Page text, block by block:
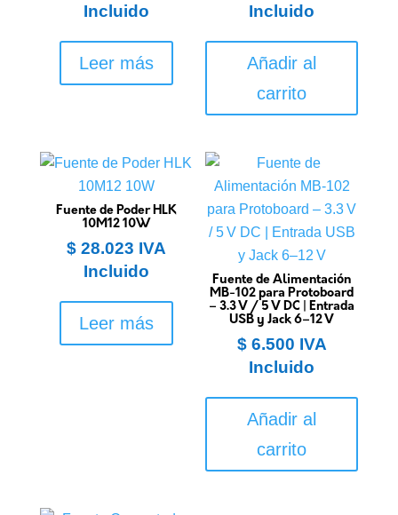
Incluido
Leer más
Incluido
Añadir al
carrito
Fuente de Poder HLK
10M12 10W
$28.023 IVA
Incluido
Leer más
Fuente de Alimentación
MB-102 para Protoboard
– 3.3 V / 5 V DC | Entrada
USB y Jack 6–12 V
$6.500 IVA
Incluido
Añadir al
carrito